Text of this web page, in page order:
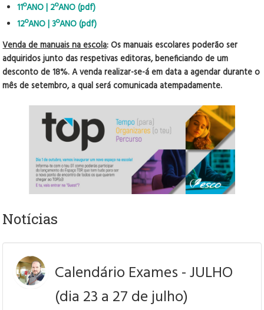
11ºANO | 2ºANO (pdf)
12ºANO | 3ºANO (pdf)
Venda de manuais na escola: Os manuais escolares poderão ser
adquiridos junto das respetivas editoras, beneficiando de um
desconto de 18%. A venda realizar-se-á em data a agendar durante o
mês de setembro, a qual será comunicada atempadamente.
Notícias
Calendário Exames - JULHO
(dia 23 a 27 de julho)